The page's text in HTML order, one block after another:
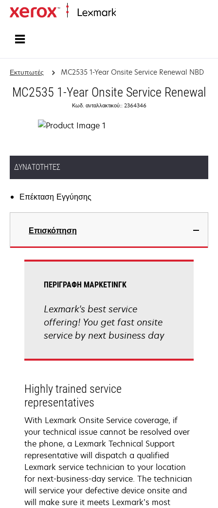
Εκτυπωτές MC2535 1-Year Onsite Service Renewal NBD
MC2535 1-Year Onsite Service Renewal
Κωδ. ανταλλακτικού:: 2364346
ΔΥΝΑΤΌΤΗΤΕΣ
Επέκταση Εγγύησης
Επισκόπηση
ΠΕΡΙΓΡΑΦΉ ΜΆΡΚΕΤΙΝΓΚ
Lexmark's best service
offering! You get fast onsite
service by next business day
Highly trained service
representatives
With Lexmark Onsite Service coverage, if
your technical issue cannot be resolved over
the phone, a Lexmark Technical Support
representative will dispatch a qualified
Lexmark service technician to your location
for next-business-day service. The technician
will service your defective device onsite and
will make sure it meets Lexmark’s most